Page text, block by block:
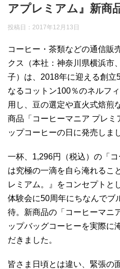
アプレミアム』新商
投稿日： 2017年12月13日
コーヒー・茶類などの通信販
クス（本社：神奈川県横浜市
子）は、2018年に迎える創立
なるコットン100％のネルフ
用し、豆の選定や直火式焙煎
商品「コーヒーマニア プレミ
ップコーヒーの日に発売しま
一杯、1,296円（税込）の「コ
は究極の一滴を自ら淹れるこ
レミアム。』をコンセプトと
体験会に50周年にちなんでブ
待。新商品の「コーヒーマニ
ップバッグコーヒーを実際に
だきました。
皆さま日頃とは違い、緊張の